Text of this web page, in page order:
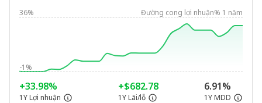
36%
Đường cong lợi nhuận% 1 năm
-1%
+33.98%
1Y Lợi nhuận
+$682.78
1Y Lãi/lỗ
6.91%
1Y MDD